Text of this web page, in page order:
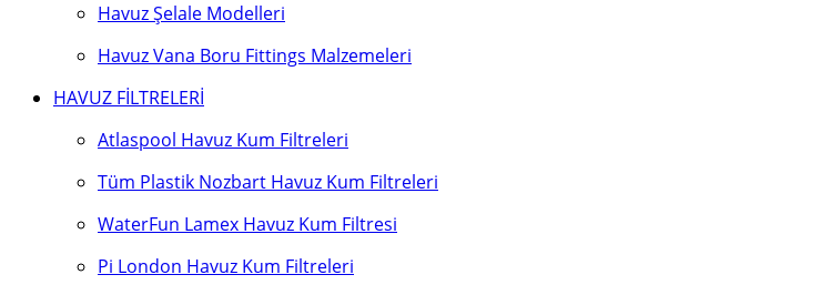
Havuz Şelale Modelleri
Havuz Vana Boru Fittings Malzemeleri
HAVUZ FİLTRELERİ
Atlaspool Havuz Kum Filtreleri
Tüm Plastik Nozbart Havuz Kum Filtreleri
WaterFun Lamex Havuz Kum Filtresi
Pi London Havuz Kum Filtreleri